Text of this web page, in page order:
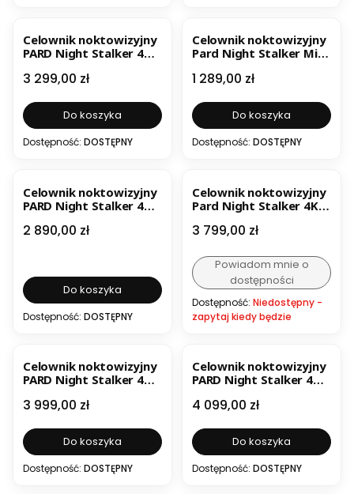
Celownik noktowizyjny
PARD Night Stalker 4K
Cena
3 299,00 zł
Do koszyka
Dostępność: DOSTĘPNY
Celownik noktowizyjny
Pard Night Stalker Mini
Cena
1 289,00 zł
Do koszyka
Dostępność: DOSTĘPNY
Celownik noktowizyjny
PARD Night Stalker 4K
dalmierz i iluminator
Cena
2 890,00 zł
Do koszyka
Dostępność: DOSTĘPNY
Celownik noktowizyjny
Pard Night Stalker 4K
Cena
3 799,00 zł
Powiadom mnie o
dostępności
Dostępność: Niedostępny -
zapytaj kiedy będzie
Celownik noktowizyjny
PARD Night Stalker 4K
dalmierz i iluminator
Cena
3 999,00 zł
Do koszyka
Dostępność: DOSTĘPNY
Celownik noktowizyjny
PARD Night Stalker 4K
dalmierz i iluminator
Cena
4 099,00 zł
Do koszyka
Dostępność: DOSTĘPNY